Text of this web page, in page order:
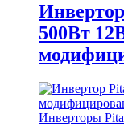
500Вт
Инверторы